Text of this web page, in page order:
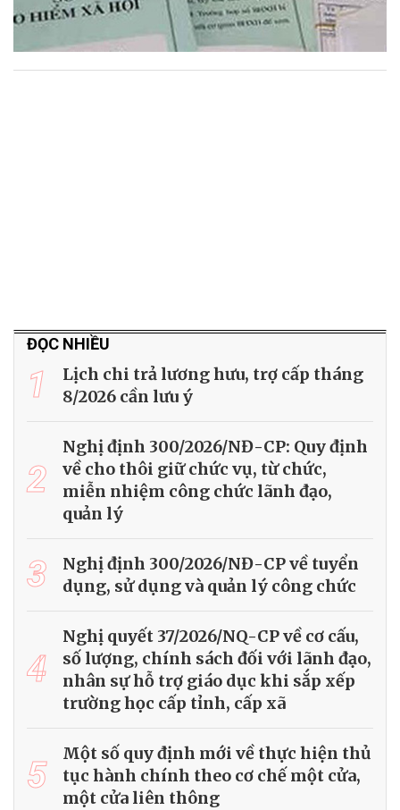
ĐỌC NHIỀU
1
Lịch chi trả lương hưu, trợ cấp tháng
8/2026 cần lưu ý
2
Nghị định 300/2026/NĐ-CP: Quy định
về cho thôi giữ chức vụ, từ chức,
miễn nhiệm công chức lãnh đạo,
quản lý
3
Nghị định 300/2026/NĐ-CP về tuyển
dụng, sử dụng và quản lý công chức
4
Nghị quyết 37/2026/NQ-CP về cơ cấu,
số lượng, chính sách đối với lãnh đạo,
nhân sự hỗ trợ giáo dục khi sắp xếp
trường học cấp tỉnh, cấp xã
5
Một số quy định mới về thực hiện thủ
tục hành chính theo cơ chế một cửa,
một cửa liên thông